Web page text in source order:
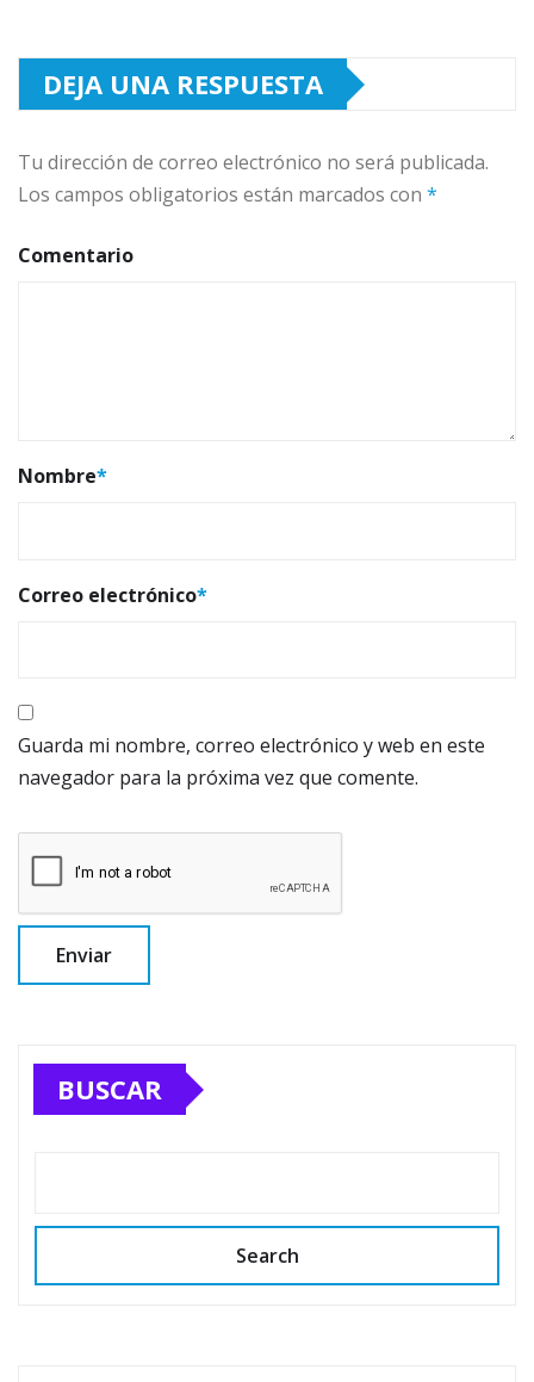
DEJA UNA RESPUESTA
Tu dirección de correo electrónico no será publicada.
Los campos obligatorios están marcados con *
Comentario
Nombre*
Correo electrónico*
Guarda mi nombre, correo electrónico y web en este
navegador para la próxima vez que comente.
BUSCAR
Search